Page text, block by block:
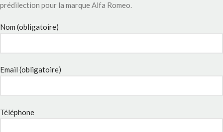
prédilection pour la marque Alfa Romeo.
Nom (obligatoire)
Email (obligatoire)
Téléphone